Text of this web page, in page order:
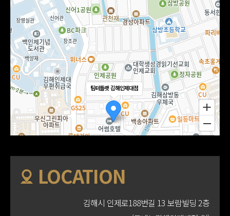
팀터틀랫 김해인제대점
LOCATION
김해시 인제로188번길 13 보람빌딩 2층